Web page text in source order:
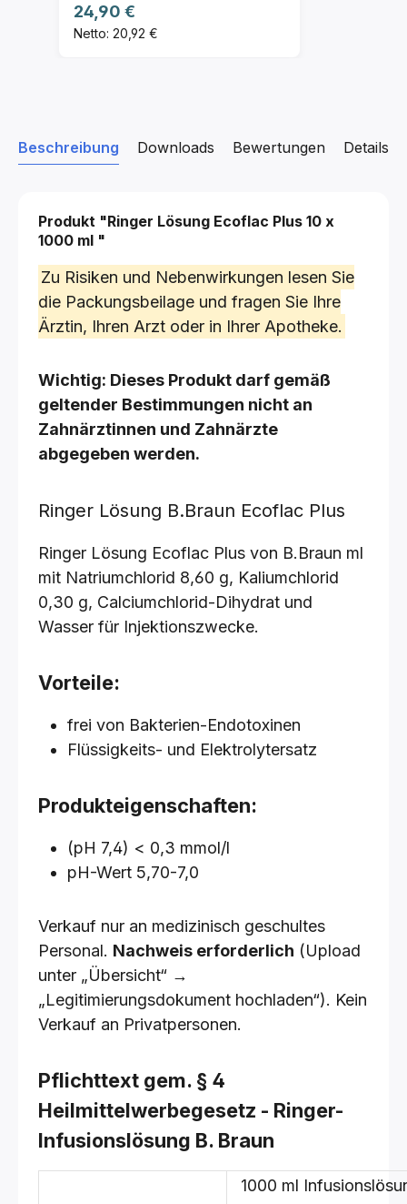
Regulärer Preis:
24,90 €
Netto: 20,92 €
Beschreibung Downloads Details
Bewertungen
Produkt "Ringer Lösung Ecoflac Plus 10 x
1000 ml "
Zu Risiken und Nebenwirkungen lesen Sie
die Packungsbeilage und fragen Sie Ihre
Ärztin, Ihren Arzt oder in Ihrer Apotheke.
Wichtig: Dieses Produkt darf gemäß
geltender Bestimmungen nicht an
Zahnärztinnen und Zahnärzte
abgegeben werden.
Ringer Lösung B.Braun Ecoflac Plus
Ringer Lösung Ecoflac Plus von B.Braun ml
mit Natriumchlorid 8,60 g, Kaliumchlorid
0,30 g, Calciumchlorid-Dihydrat und
Wasser für Injektionszwecke.
Vorteile:
frei von Bakterien-Endotoxinen
Flüssigkeits- und Elektrolytersatz
Produkteigenschaften:
(pH 7,4) < 0,3 mmol/l
pH-Wert 5,70-7,0
Verkauf nur an medizinisch geschultes
Personal. Nachweis erforderlich (Upload
unter „Übersicht“ →
„Legitimierungsdokument hochladen“). Kein
Verkauf an Privatpersonen.
Pflichttext gem. § 4
Heilmittelwerbegesetz - Ringer-
Infusionslösung B. Braun
1000 ml